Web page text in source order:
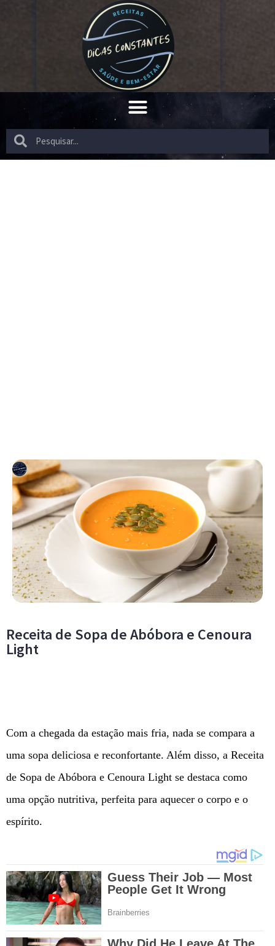
Receita de Sopa de Abóbora e Cenoura
Light
Com a chegada da estação mais fria, nada se compara a
uma sopa deliciosa e reconfortante. Além disso, a Receita
de Sopa de Abóbora e Cenoura Light se destaca como
uma opção nutritiva, perfeita para aquecer o corpo e o
espírito.